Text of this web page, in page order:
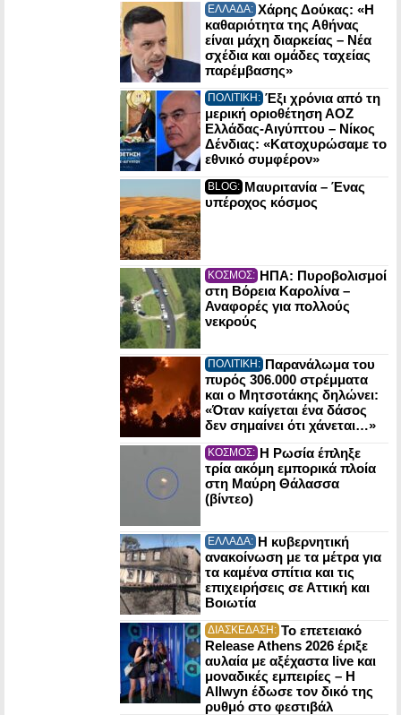
ΕΛΛΑΔΑ: Χάρης Δούκας: «Η
καθαριότητα της Αθήνας
είναι μάχη διαρκείας – Νέα
σχέδια και ομάδες ταχείας
παρέμβασης»
ΠΟΛΙΤΙΚΗ: Έξι χρόνια από τη
μερική οριοθέτηση ΑΟΖ
Ελλάδας-Αιγύπτου – Νίκος
Δένδιας: «Κατοχυρώσαμε το
εθνικό συμφέρον»
BLOG: Μαυριτανία – Ένας
υπέροχος κόσμος
ΚΟΣΜΟΣ: ΗΠΑ: Πυροβολισμοί
στη Βόρεια Καρολίνα –
Αναφορές για πολλούς
νεκρούς
ΠΟΛΙΤΙΚΗ: Παρανάλωμα του
πυρός 306.000 στρέμματα
και ο Μητσοτάκης δηλώνει:
«Όταν καίγεται ένα δάσος
δεν σημαίνει ότι χάνεται…»
ΚΟΣΜΟΣ: Η Ρωσία έπληξε
τρία ακόμη εμπορικά πλοία
στη Μαύρη Θάλασσα
(βίντεο)
ΕΛΛΑΔΑ: Η κυβερνητική
ανακοίνωση με τα μέτρα για
τα καμένα σπίτια και τις
επιχειρήσεις σε Αττική και
Βοιωτία
ΔΙΑΣΚΕΔΑΣΗ: Το επετειακό
Release Athens 2026 έριξε
αυλαία με αξέχαστα live και
μοναδικές εμπειρίες – Η
Allwyn έδωσε τον δικό της
ρυθμό στο φεστιβάλ